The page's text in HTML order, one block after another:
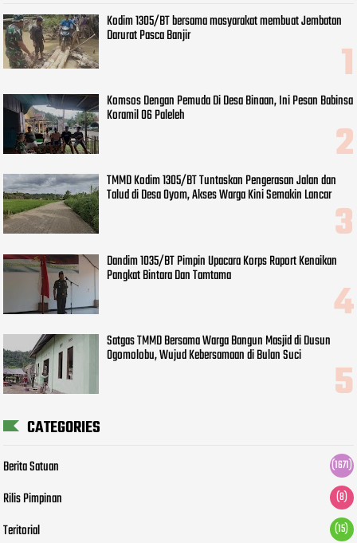
Kodim 1305/BT bersama masyarakat membuat Jembatan
Darurat Pasca Banjir
Komsos Dengan Pemuda Di Desa Binaan, Ini Pesan Babinsa
Koramil 06 Paleleh
TMMD Kodim 1305/BT Tuntaskan Pengerasan Jalan dan
Talud di Desa Oyom, Akses Warga Kini Semakin Lancar
Dandim 1035/BT Pimpin Upacara Korps Raport Kenaikan
Pangkat Bintara Dan Tamtama
Satgas TMMD Bersama Warga Bangun Masjid di Dusun
Ogomolobu, Wujud Kebersamaan di Bulan Suci
CATEGORIES
Berita Satuan (1671)
Rilis Pimpinan (8)
Teritorial (15)